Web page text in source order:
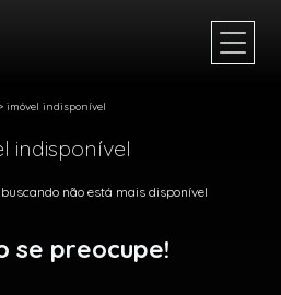
imóvel indisponível
indisponível
não está mais disponível
se preocupe!